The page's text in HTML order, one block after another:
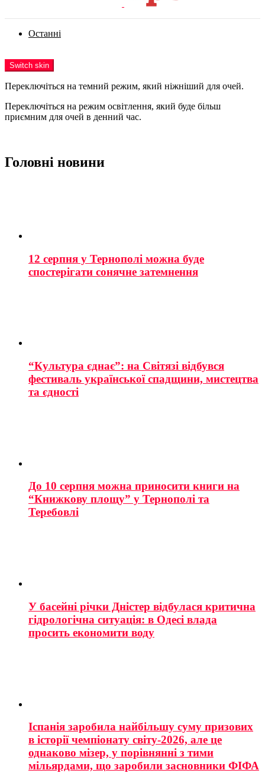
Останні
Switch skin
Переключіться на темний режим, який ніжніший для очей.
Переключіться на режим освітлення, який буде більш
приємним для очей в денний час.
Головні новини
12 серпня у Тернополі можна буде
спостерігати сонячне затемнення
“Культура єднає”: на Світязі відбувся
фестиваль української спадщини, мистецтва
та єдності
До 10 серпня можна приносити книги на
“Книжкову площу” у Тернополі та
Теребовлі
У басейні річки Дністер відбулася критична
гідрологічна ситуація: в Одесі влада
просить економити воду
Іспанія заробила найбільшу суму призових
в історії чемпіонату світу-2026, але це
однаково мізер, у порівнянні з тими
мільярдами, що заробили засновники ФІФА